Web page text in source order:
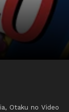
Otaku no Video